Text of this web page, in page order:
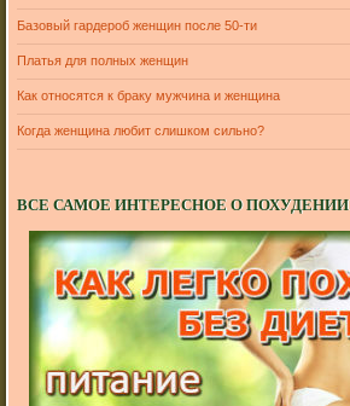
Базовый гардероб женщин после 50-ти
Платья для полных женщин
Как относятся к браку мужчина и женщина
Когда женщина любит слишком сильно?
ВСЕ САМОЕ ИНТЕРЕСНОЕ О ПОХУДЕНИИ